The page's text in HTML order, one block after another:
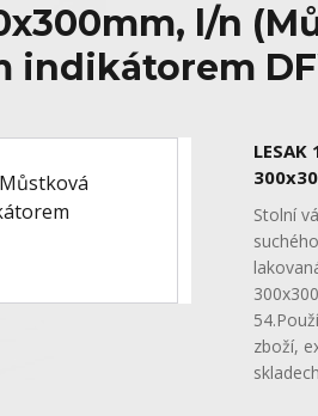
l/n
indikátorem
Stolní
zboží,